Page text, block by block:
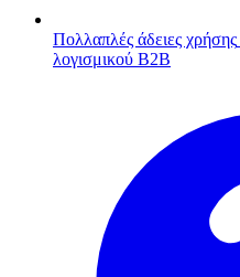
Πολλαπλές άδειες χρήσης
λογισμικού B2B